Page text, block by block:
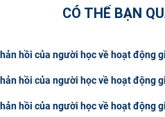
CÓ THỂ BẠN
hồi của người học về hoạt động
hồi của người học về hoạt động
hồi của người học về hoạt động